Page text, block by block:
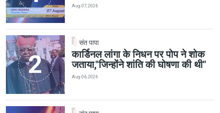
Aug 07, 2026
संत पापा
कार्डिनल लांगा के निधन पर पोप ने शोक
जताया,"जिन्होंने शांति की घोषणा की थी"
Aug 06, 2026